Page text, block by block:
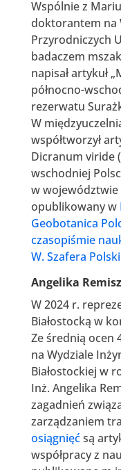
Wspólnie z
doktorantem na
Przyrodniczych
badaczem
napisał artykuł
północno-
rezerwatu
W
współtworzył
Dicranum viride
wschodniej
w województwie
opublikowany w
Geobotanica
czasopiśmie
W. Szafera
Angelika
W 2024 r.
Białostocką w
Ze średnią ocen
na Wydziale
Białostockiej w
Inż. Angelika
zagadnień
zarządzaniem
osiągnięćsą
współpracy z